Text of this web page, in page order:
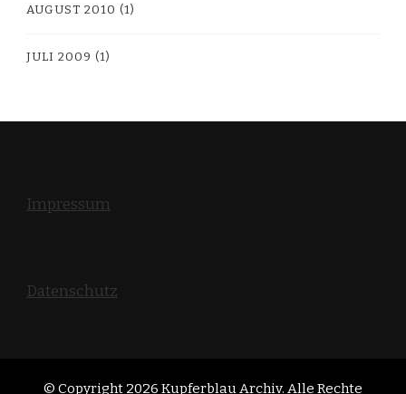
AUGUST 2010 (1)
JULI 2009 (1)
Impressum
Datenschutz
© Copyright 2026 Kupferblau Archiv. Alle Rechte